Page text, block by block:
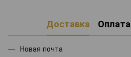
Доставка Оплата
Новая почта